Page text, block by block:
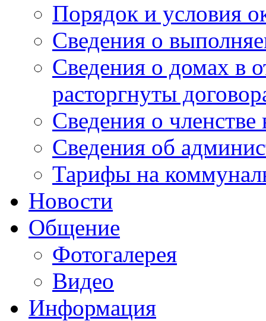
Порядок и условия
Сведения о
Сведения о домах в
расторгнуты
Сведения о
Сведения об
Тарифы на
Новости
Общение
Фотогалерея
Видео
Информация